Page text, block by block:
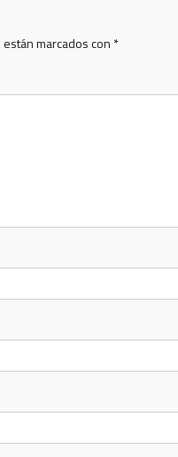
marcados con *